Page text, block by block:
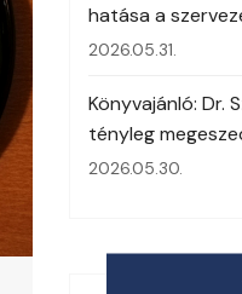
hatása a
2026.05.31.
Könyvajánló: Dr.
tényleg
2026.05.30.